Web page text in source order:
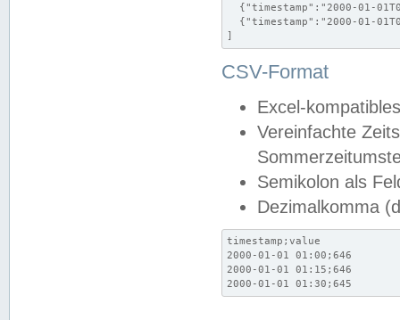
{"timestamp":"2000-01-
{"timestamp":"2000-01-
]
CSV-Format
Excel-
Vereinfachte
Semikolon als
Dezimalkomma
timestamp;value
2000-01-01 01:00;646
2000-01-01 01:15;646
2000-01-01 01:30;645